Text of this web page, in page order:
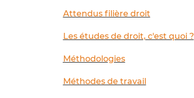
Attendus filière droit
Les études de droit, c'est quoi ?
Méthodologies
Méthodes de travail